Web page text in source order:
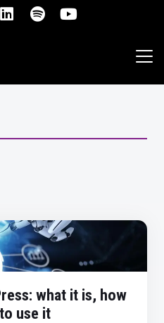
what it is, how
use it